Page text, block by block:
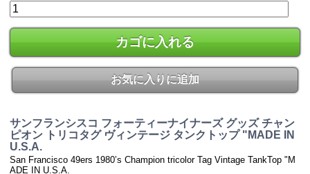
カゴに入れる
お気に入りに追加
サンフランシスコ フォーティーナイナーズ グッズ チャン
ピオン トリコタグ ヴィンテージ タンクトップ "MADE IN
U.S.A.
San Francisco 49ers 1980’s Champion tricolor Tag Vintage TankTop "M
ADE IN U.S.A.